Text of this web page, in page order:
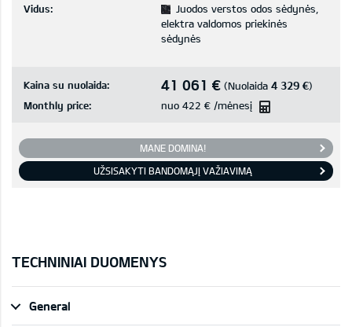
Vidus:
Juodos verstos odos sėdynės,
elektra valdomos priekinės
sėdynės
Kaina su nuolaida: 41 061 € (Nuolaida 4 329 €)
Monthly price:
nuo 422 €/mėnesį
MANE DOMINA!
UŽSISAKYTI BANDOMĄJĮ VAŽIAVIMĄ
TECHNINIAI DUOMENYS
General